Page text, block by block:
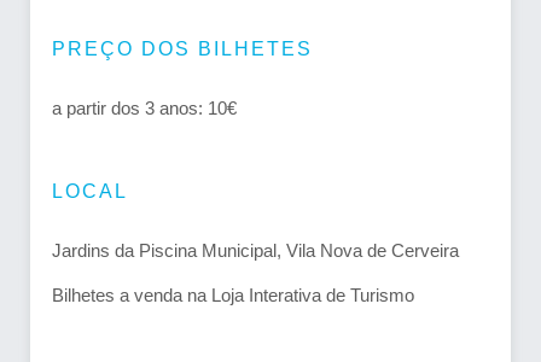
PREÇO DOS BILHETES
a partir dos 3 anos: 10€
LOCAL
Jardins da Piscina Municipal, Vila Nova de Cerveira
Bilhetes a venda na Loja Interativa de Turismo